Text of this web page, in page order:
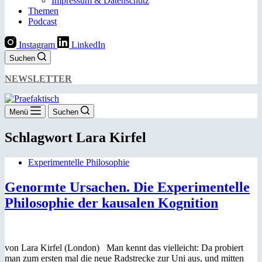
Themen
Podcast
Instagram LinkedIn
Suchen
NEWSLETTER
Menü Suchen
Schlagwort Lara Kirfel
Experimentelle Philosophie
Genormte Ursachen. Die Experimentelle
Philosophie der kausalen Kognition
von Lara Kirfel (London) Man kennt das vielleicht: Da probiert
man zum ersten mal die neue Radstrecke zur Uni aus, und mitten